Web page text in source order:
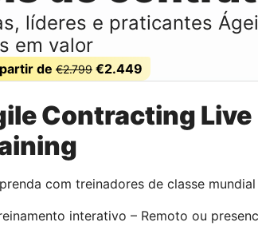
líderes e praticantes
em valor
de€2.799€2.449
Contracting Live
com treinadores de classe mundial
interativo – Remoto ou